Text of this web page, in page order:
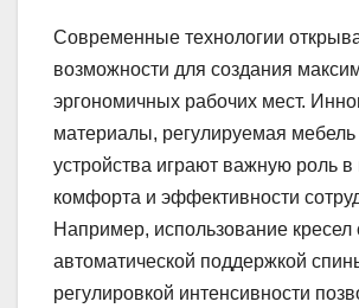
Современные технологии
возможности для создания
эргономичных рабочих мест.
материалы, регулируемая
устройства играют важную роль
комфорта и эффективности
Например, использование кресел
автоматической поддержкой
регулировкой интенсивности